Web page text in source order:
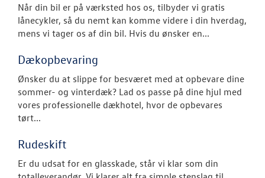
Hjulskifte
SKADECENTER
TILBEHØR
NYHEDER
Når din bil er på værksted hos os, tilbyder vi gratis
lånecykler, så du nemt kan komme videre i din hverdag,
mens vi tager os af din bil. Hvis du ønsker en...
Dækopbevaring
Ønsker du at slippe for besværet med at opbevare dine
sommer- og vinterdæk? Lad os passe på dine hjul med
vores professionelle dækhotel, hvor de opbevares
tørt...
Rudeskift
Er du udsat for en glasskade, står vi klar som din